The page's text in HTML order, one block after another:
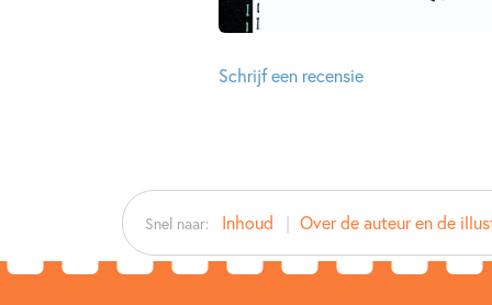
Schrijf een recensie
Snel naar: Inhoud Over de auteur en de